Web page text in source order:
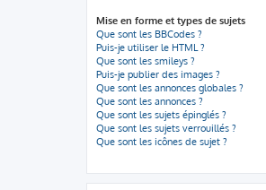
Mise en forme et types de sujets
Que sont les BBCodes ?
Puis-je utiliser le HTML ?
Que sont les smileys ?
Puis-je publier des images ?
Que sont les annonces globales ?
Que sont les annonces ?
Que sont les sujets épinglés ?
Que sont les sujets verrouillés ?
Que sont les icônes de sujet ?